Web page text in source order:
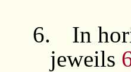
6.
In
jeweils